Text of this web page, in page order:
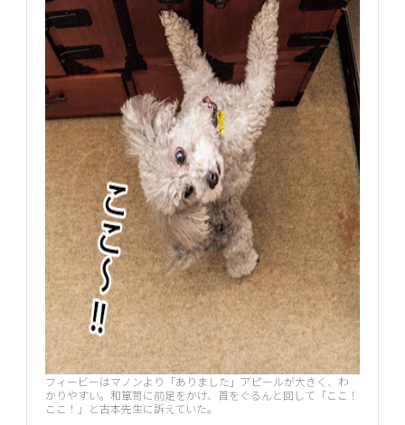
フィービーはマノンより「ありました」アピールが大きく、わ
かりやすい。和箪笥に前足をかけ、首をぐるんと回して「ここ！
ここ！」と古本先生に訴えていた。